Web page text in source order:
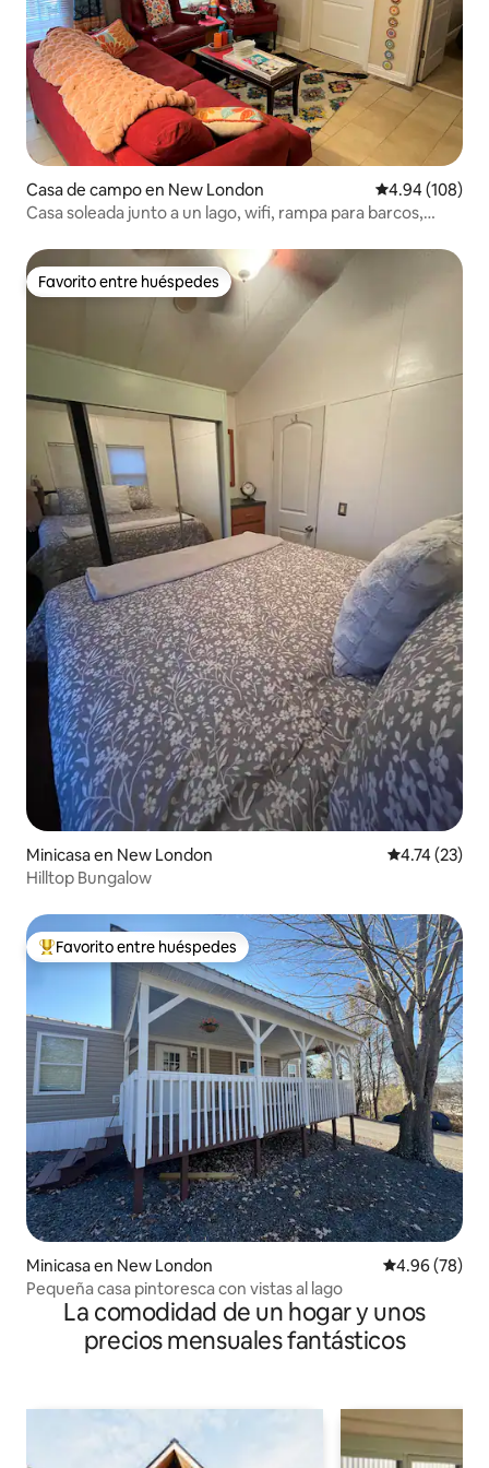
Casa de campo en New London Calificación
4.94 (108)
Casa soleada junto a un lago, wifi, rampa para barcos,
Favorito entre huéspedes
Favorito entre huéspedes
Minicasa en New London Calificación
4.74 (23)
Hilltop Bungalow
Favorito entre huéspedes preferido
Favorito entre huéspedes
Minicasa en New London Calificación
4.96 (78)
Pequeña casa pintoresca con vistas al lago
La comodidad de un hogar y unos
precios mensuales fantásticos